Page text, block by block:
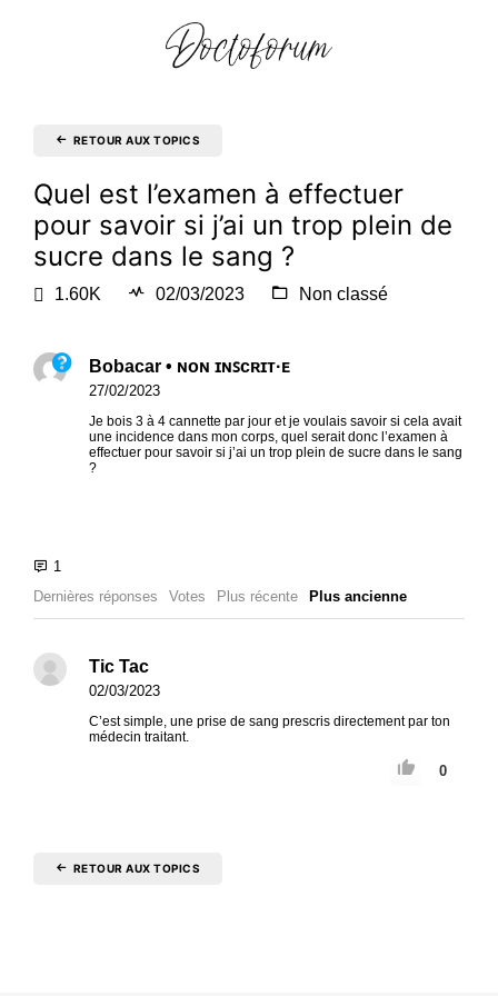
RETOUR AUX TOPICS
Quel est l’examen à effectuer
pour savoir si j’ai un trop plein de
sucre dans le sang ?
1.60K 02/03/2023 Non classé
Bobacar • ɴᴏɴ ɪɴꜱᴄʀɪᴛ·ᴇ
27/02/2023
Je bois 3 à 4 cannette par jour et je voulais savoir si cela avait
une incidence dans mon corps, quel serait donc l’examen à
effectuer pour savoir si j’ai un trop plein de sucre dans le sang
?
Dernières réponses Votes Plus récente Plus ancienne
Tic Tac
02/03/2023
C’est simple, une prise de sang prescris directement par ton
médecin traitant.
0
RETOUR AUX TOPICS